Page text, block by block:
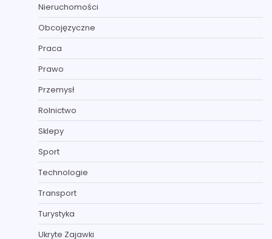
Nieruchomości
Obcojęzyczne
Praca
Prawo
Przemysł
Rolnictwo
Sklepy
Sport
Technologie
Transport
Turystyka
Ukryte Zajawki